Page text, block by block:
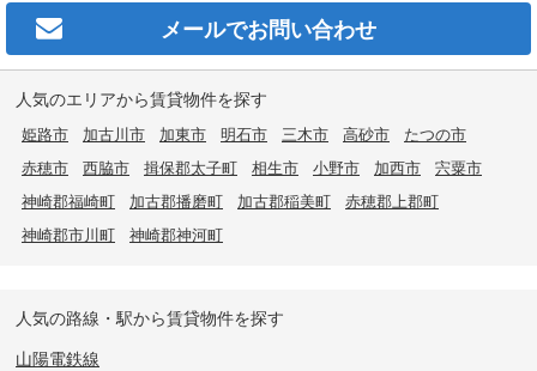
メールでお問い合わせ
人気のエリアから賃貸物件を探す
姫路市 加古川市 加東市 明石市 三木市 高砂市
たつの市
赤穂市
西脇市 揖保郡太子町 相生市 小野市 加西市
宍粟市
神崎郡福崎町
加古郡播磨町 加古郡稲美町
赤穂郡上郡町
神崎郡市川町
神崎郡神河町
人気の路線・駅から賃貸物件を探す
山陽電鉄線